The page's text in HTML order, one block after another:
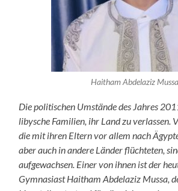
Haitham Abdelaziz Mussa
Die politischen Umstände des Jahres
libysche Familien, ihr Land zu verlassen.
die mit ihren Eltern vor allem nach
aber auch in andere Länder flüchteten,
aufgewachsen. Einer von ihnen ist der
Gymnasiast Haitham Abdelaziz Mussa,